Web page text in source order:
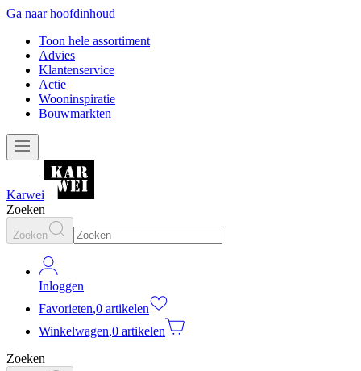
Ga naar hoofdinhoud
Toon hele assortiment
Advies
Klantenservice
Actie
Wooninspiratie
Bouwmarkten
Karwei
Zoeken
Zoeken
Inloggen
Favorieten,0 artikelen
Winkelwagen,0 artikelen
Zoeken